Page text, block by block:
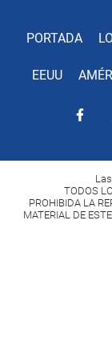
PORTADA
EEUU
TODOS
PROHIBIDA LA
MATERIAL DE